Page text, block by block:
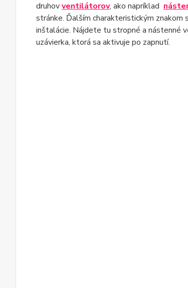
druhovventilátorov, ako napríklad
stránke. Ďalším charakteristickým znakom
inštalácie. Nájdete tu stropné a nástenné
uzávierka, ktorá sa aktivuje po zapnutí.